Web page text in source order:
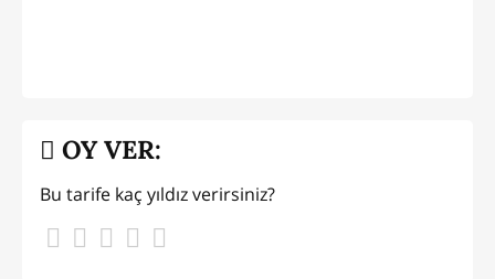
OY VER:
Bu tarife kaç yıldız verirsiniz?